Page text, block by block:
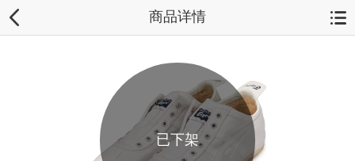
商品详情
已下架